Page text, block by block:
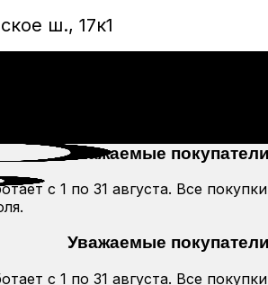
ш., 17к1
Уважаемые
с 1 по 31 августа. Все
Уважаемые
с 1 по 31 августа. Все